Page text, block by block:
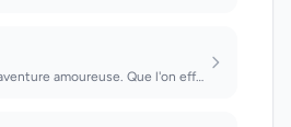
Que l'on voit : aventure amoureuse. Que l'on effectue : désir de richesse. Être...